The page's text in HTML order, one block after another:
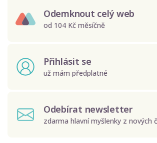
Odemknout celý web
od 104 Kč měsíčně
Přihlásit se
už mám předplatné
Odebírat newsletter
zdarma hlavní myšlenky z nových